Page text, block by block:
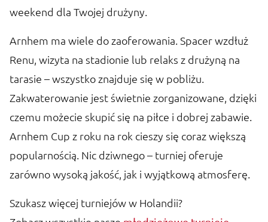
weekend dla Twojej drużyny.
Arnhem ma wiele do zaoferowania. Spacer wzdłuż
Renu, wizyta na stadionie lub relaks z drużyną na
tarasie – wszystko znajduje się w pobliżu.
Zakwaterowanie jest świetnie zorganizowane, dzięki
czemu możecie skupić się na piłce i dobrej zabawie.
Arnhem Cup z roku na rok cieszy się coraz większą
popularnością. Nic dziwnego – turniej oferuje
zarówno wysoką jakość, jak i wyjątkową atmosferę.
Szukasz więcej turniejów w Holandii?